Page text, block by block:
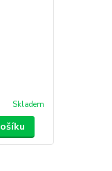
Skladem